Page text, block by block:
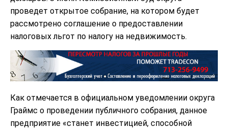
проведет открытое собрание, на котором будет
рассмотрено соглашение о предоставлении
налоговых льгот по налогу на недвижимость.
Как отмечается в официальном уведомлении округа
Граймс о проведении публичного собрания, данное
предприятие «станет инвестицией, способной